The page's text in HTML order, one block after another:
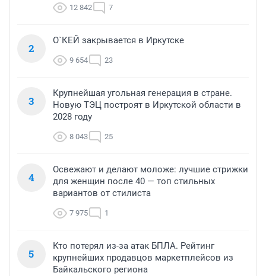
12 842 7
2
О`КЕЙ закрывается в Иркутске
9 654 23
3
Крупнейшая угольная генерация в стране.
Новую ТЭЦ построят в Иркутской области в
2028 году
8 043 25
4
Освежают и делают моложе: лучшие стрижки
для женщин после 40 — топ стильных
вариантов от стилиста
7 975 1
5
Кто потерял из-за атак БПЛА. Рейтинг
крупнейших продавцов маркетплейсов из
Байкальского региона